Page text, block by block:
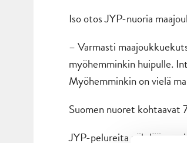
Iso otos JYP-nuoria
– Varmasti
myöhemminkin huipulle.
Myöhemminkin on vielä
Suomen nuoret kohtaavat
JYP-pelureita nähdään